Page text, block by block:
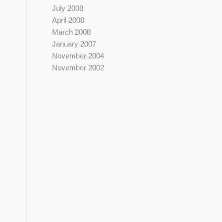
July 2008
April 2008
March 2008
January 2007
November 2004
November 2002